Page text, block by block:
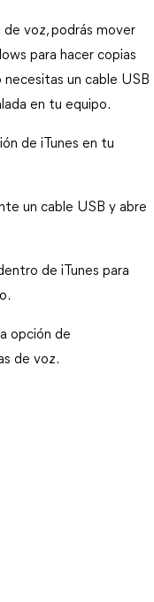
de voz, podrás mover
para hacer copias
un cable USB
en tu equipo.
de iTunes en tu
un cable USB y abre
de iTunes para
opción de
de voz.